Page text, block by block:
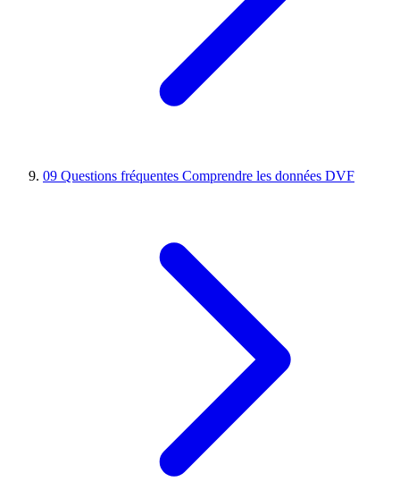
09 Questions fréquentes Comprendre les données DVF